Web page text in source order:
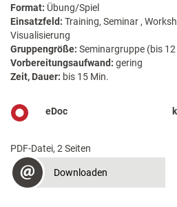
Format: Übung/Spiel
Einsatzfeld: Training, Seminar ,
Visualisierung
Gruppengröße: Seminargruppe (bis 12
Vorbereitungsaufwand: gering
Zeit, Dauer: bis 15 Min.
eDoc
PDF-Datei, 2 Seiten
Downloaden